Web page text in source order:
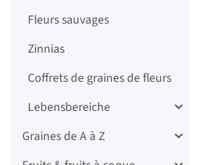
Fleurs sauvages
Zinnias
Coffrets de graines de fleurs
Lebensbereiche
Graines de A à Z